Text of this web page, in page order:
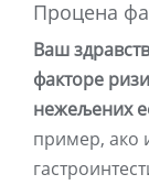
Процена
Ваш
факторе
нежељених
пример, ако